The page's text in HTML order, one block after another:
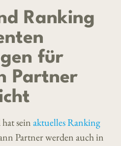
Ranking
für
Partner
seinaktuelles Ranking
Partner werden auch in